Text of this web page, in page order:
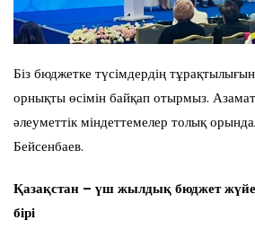
Біз бюджетке түсімдердің
орнықты өсімін байқап отырмыз.
әлеуметтік міндеттемелер толық
Бейсенбаев.
Қазақстан – үш жылдық бюджет
бірі